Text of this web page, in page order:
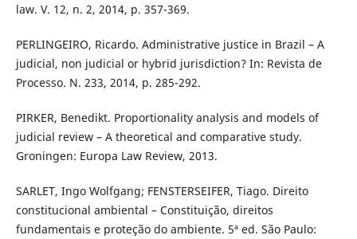
law. V. 12, n. 2, 2014, p. 357-369.
PERLINGEIRO, Ricardo. Administrative justice in Brazil – A
judicial, non judicial or hybrid jurisdiction? In: Revista de
Processo. N. 233, 2014, p. 285-292.
PIRKER, Benedikt. Proportionality analysis and models of
judicial review – A theoretical and comparative study.
Groningen: Europa Law Review, 2013.
SARLET, Ingo Wolfgang; FENSTERSEIFER, Tiago. Direito
constitucional ambiental – Constituição, direitos
fundamentais e proteção do ambiente. 5ª ed. São Paulo: